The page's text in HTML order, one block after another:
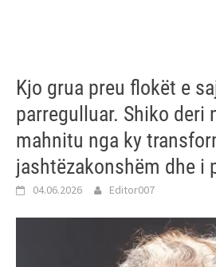
Kjo grua preu flokët e
parregulluar. Shiko deri
mahnitu nga ky
jashtëzakonshëm dhe i
04.06.2026 Editor007